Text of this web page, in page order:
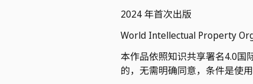
2024 年首次出版
World Intellectual Property
本作品依照知识共享署名4.0国
的，无需明确同意，条件是使